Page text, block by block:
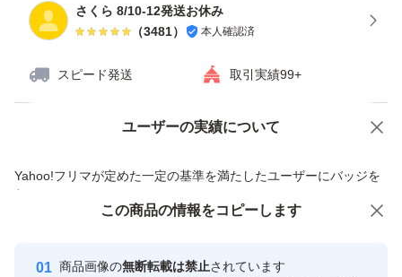
さくら 8/10-12発送お休み
（3481） 本人確認済
スピード発送 取引実績99+
ユーザーの実績について
Yahoo!フリマが定めた一定の基準を満たしたユーザーにバッジを
付与しています
安心取引出品者
心・安全なユーザーです
価格の相談 商品への質問
この商品の情報をコピーします
商品画像の無断転載は禁止されています
この商品をみている人にオススメ